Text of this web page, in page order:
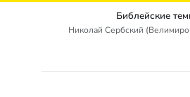
Библейские
Николай Сербский